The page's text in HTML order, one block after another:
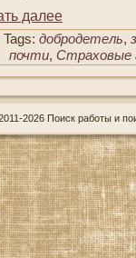
далее
Tags: добродетель,
почти, Страховые
2026 Поиск работы и